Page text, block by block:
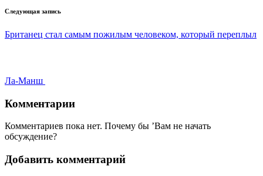
Следующая запись
Британец стал самым пожилым человеком, который переплыл
Ла-Манш
Комментарии
Комментариев пока нет. Почему бы ’Вам не начать
обсуждение?
Добавить комментарий